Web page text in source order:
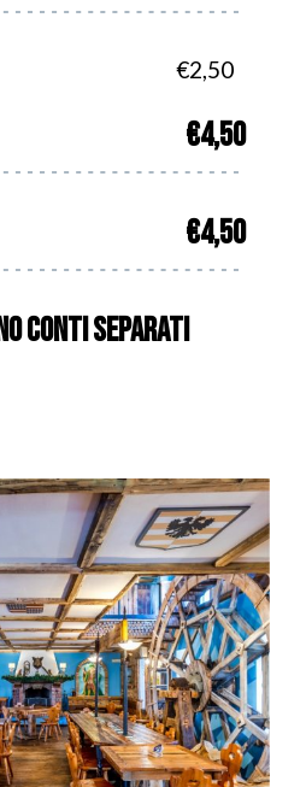
€2,50
€4,50
€4,50
CONTI SEPARATI